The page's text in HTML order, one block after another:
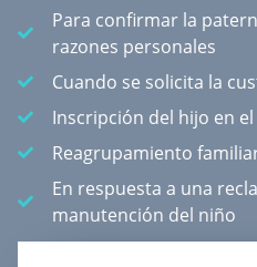
Para confirmar la
razones personales
Cuando se solicita la
Inscripción del hijo en
Reagrupamiento
En respuesta a una
manutención del niño